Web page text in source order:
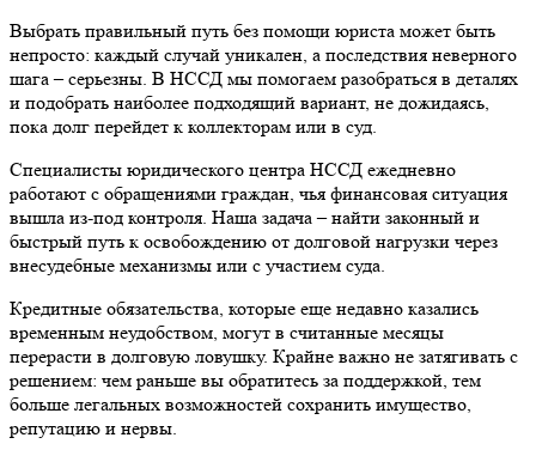
Выбрать правильный путь без помощи юриста может быть
непросто: каждый случай уникален, а последствия неверного
шага – серьезны. В НССД мы помогаем разобраться в деталях
и подобрать наиболее подходящий вариант, не дожидаясь,
пока долг перейдет к коллекторам или в суд.
Специалисты юридического центра НССД ежедневно
работают с обращениями граждан, чья финансовая ситуация
вышла из-под контроля. Наша задача – найти законный и
быстрый путь к освобождению от долговой нагрузки через
внесудебные механизмы или с участием суда.
Кредитные обязательства, которые еще недавно казались
временным неудобством, могут в считанные месяцы
перерасти в долговую ловушку. Крайне важно не затягивать с
решением: чем раньше вы обратитесь за поддержкой, тем
больше легальных возможностей сохранить имущество,
репутацию и нервы.